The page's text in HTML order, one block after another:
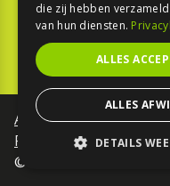
TOUREN
NIEUWSBRIEF
Algemene
Privacy Policy
©Motorfreaks 2026
die zij hebben
van hun diensten.
ALLES
ALLES
DETAILS